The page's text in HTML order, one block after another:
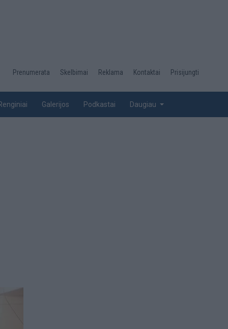
Desktop
top
Prenumerata Skelbimai Reklama Kontaktai Prisijungti
Galerijos Podkastai Daugiau